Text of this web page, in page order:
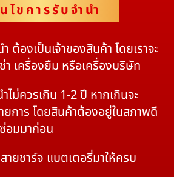
ไขการรับจำนำ
ต้องเป็นเจ้าของสินค้า โดยเราจะ
า เครื่องยืม หรือเครื่องบริษัท
ไม่ควรเกิน 1-2 ปี หากเกินจะ
การ โดยสินค้าต้องอยู่ในสภาพดี
อมมาก่อน
ยชาร์จ แบตเตอรี่มาให้ครบ